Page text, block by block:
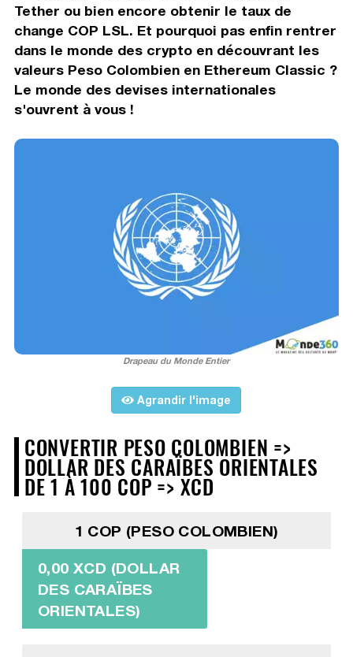
Tether ou bien encore obtenir le taux de
change COP LSL. Et pourquoi pas enfin rentrer
dans le monde des crypto en découvrant les
valeurs Peso Colombien en Ethereum Classic ?
Le monde des devises internationales
s'ouvrent à vous !
Drapeau du Monde Entier
Agrandir l'image
CONVERTIR PESO COLOMBIEN =>
DOLLAR DES CARAÏBES ORIENTALES
DE 1 À 100 COP => XCD
1 COP (PESO COLOMBIEN)
0,00 XCD (DOLLAR
DES CARAÏBES
ORIENTALES)